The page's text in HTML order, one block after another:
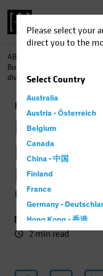
Please select your
direct you to the
SelectCountry
Australia
Austria - Österreich
Belgium
Canada
China - 中国
Finland
France
Germany -
Hong Kong - 香港
Hungary
AB
Buenas perspectivas para los
diversificadores
Rentas Multiactivos
Buenas
para los
públicos
11 abril 2023
2 min read